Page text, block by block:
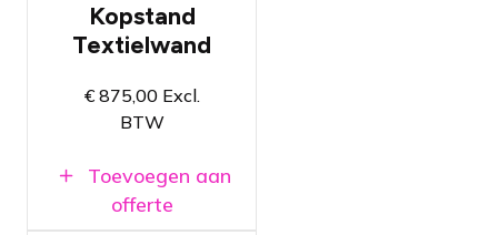
textielwanden
Op basis van
textielframes
Maatwerkoplossingen
Kopstand
Textielwand
€875,00Excl.
BTW
Toevoegen aan
offerte